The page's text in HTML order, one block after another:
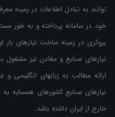
توانند به تبادل اطلاعات در زمینه
خود در سامانه پرداخته و به طور
بروکری در زمینه ساخت نیازهای بار
نیازهای صنایع و معادن نیز مشغول
ارائه مطالب به زبانهای انگلیسی
نیازهای صنایع کشورهای همسایه
خارج از ایران داشته باشد.